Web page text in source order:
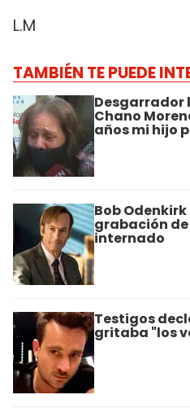
L.M
TAMBIÉN TE PUEDE
Desgarrador
Chano
años mi hijo
Bob
grabación de
internado
Testigos
gritaba "los